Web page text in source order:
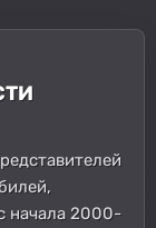
начала 2000-